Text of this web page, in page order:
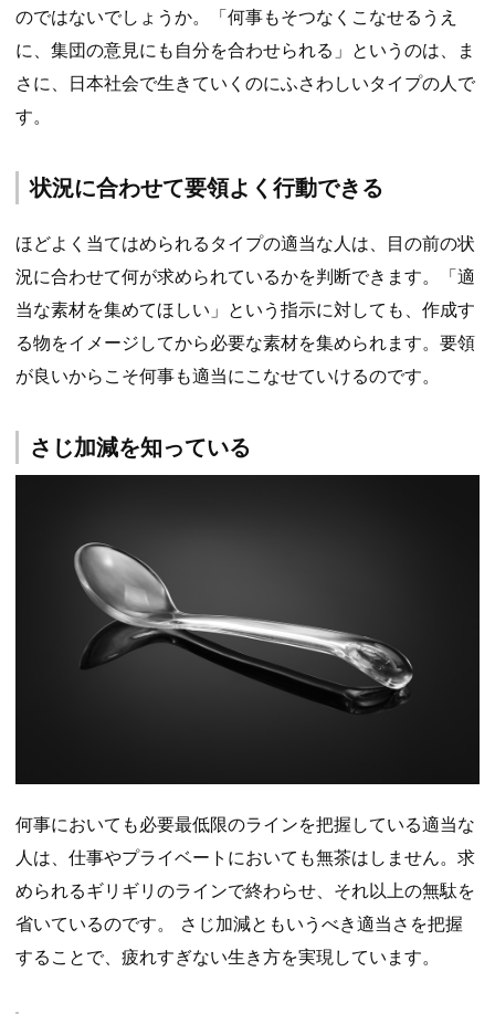
のではないでしょうか。「何事もそつなくこなせるうえ
に、集団の意見にも自分を合わせられる」というのは、ま
さに、日本社会で生きていくのにふさわしいタイプの人で
す。
状況に合わせて要領よく行動できる
ほどよく当てはめられるタイプの適当な人は、目の前の状
況に合わせて何が求められているかを判断できます。「適
当な素材を集めてほしい」という指示に対しても、作成す
る物をイメージしてから必要な素材を集められます。要領
が良いからこそ何事も適当にこなせていけるのです。
さじ加減を知っている
何事においても必要最低限のラインを把握している適当な
人は、仕事やプライベートにおいても無茶はしません。求
められるギリギリのラインで終わらせ、それ以上の無駄を
省いているのです。 さじ加減ともいうべき適当さを把握
することで、疲れすぎない生き方を実現しています。